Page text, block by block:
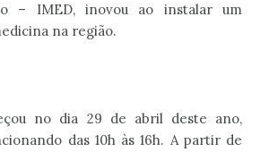
– IMED, inovou ao instalar um
na região.
no dia 29 de abril deste ano,
das 10h às 16h. A partir de